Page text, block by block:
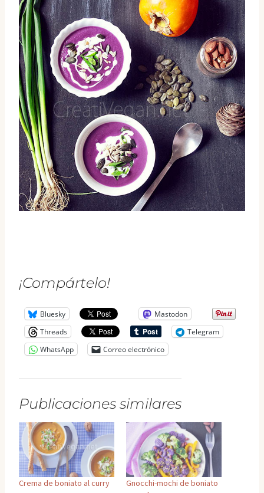
¡Compártelo!
Bluesky
Mastodon
Threads
Telegram
WhatsApp
Correo electrónico
Publicaciones similares
Crema de boniato al curry
Gnocchi-mochi de boniato